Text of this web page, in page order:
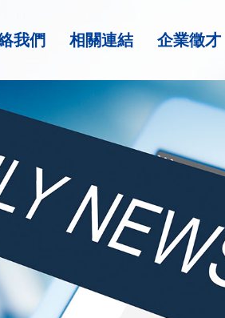
我們 相關連結 企業徵才